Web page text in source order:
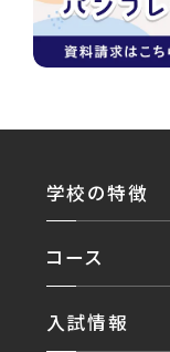
学校の特徴
コース
入試情報